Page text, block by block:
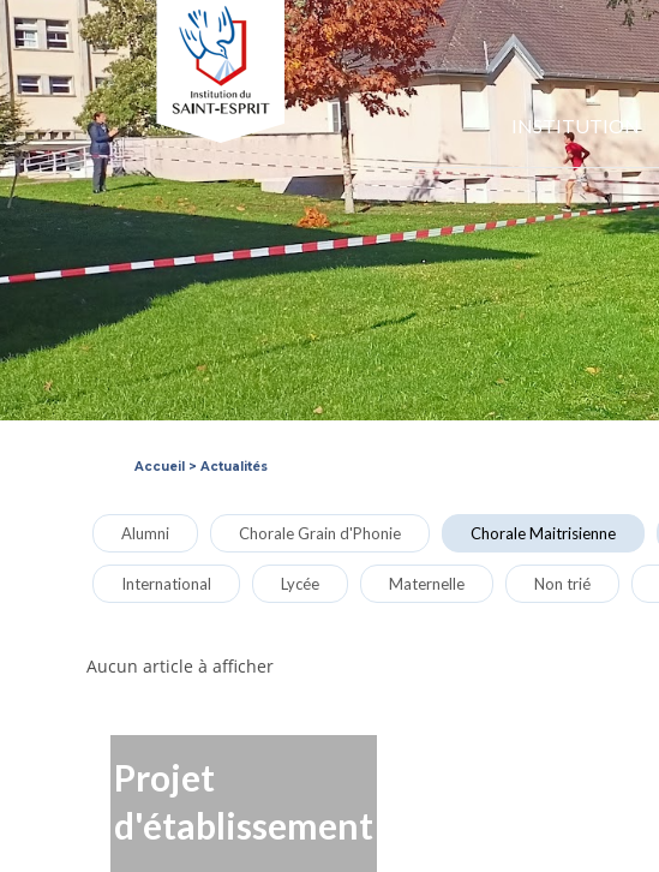
INSTITUTION
Accueil > Actualités
Alumni Chorale Grain d'Phonie Chorale Maitrisienne
International Lycée Maternelle Non trié
Aucun article à afficher
Projet
d'établissement